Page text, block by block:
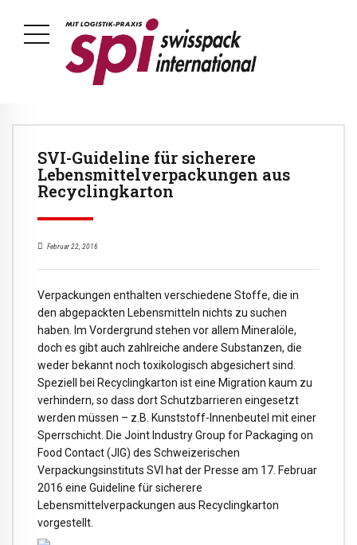
SVI-Guideline für sicherere
Lebensmittelverpackungen aus
Recyclingkarton
Februar 22, 2016
Verpackungen enthalten verschiedene Stoffe, die in
den abgepackten Lebensmitteln nichts zu suchen
haben. Im Vordergrund stehen vor allem Mineralöle,
doch es gibt auch zahlreiche andere Substanzen, die
weder bekannt noch toxikologisch abgesichert sind.
Speziell bei Recyclingkarton ist eine Migration kaum zu
verhindern, so dass dort Schutzbarrieren eingesetzt
werden müssen – z.B. Kunststoff-Innenbeutel mit einer
Sperrschicht. Die Joint Industry Group for Packaging on
Food Contact (JIG) des Schweizerischen
Verpackungsinstituts SVI hat der Presse am 17. Februar
2016 eine Guideline für sicherere
Lebensmittelverpackungen aus Recyclingkarton
vorgestellt.